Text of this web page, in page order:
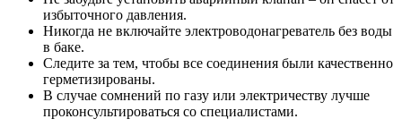
избыточного давления.
Никогда не включайте электроводонагреватель без воды
в баке.
Следите за тем, чтобы все соединения были качественно
герметизированы.
В случае сомнений по газу или электричеству лучше
проконсультироваться со специалистами.